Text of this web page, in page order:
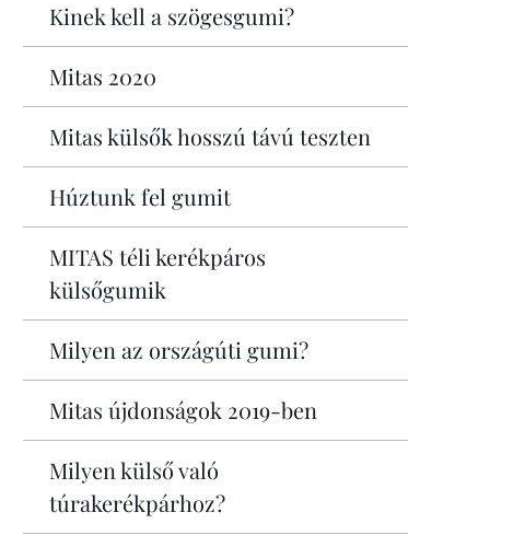
Kinek kell a szögesgumi?
Mitas 2020
Mitas külsők hosszú távú teszten
Húztunk fel gumit
MITAS téli kerékpáros
külsőgumik
Milyen az országúti gumi?
Mitas újdonságok 2019-ben
Milyen külső való
túrakerékpárhoz?